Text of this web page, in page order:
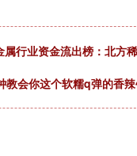
属行业资金流出榜：北方
教会你这个软糯q弹的香